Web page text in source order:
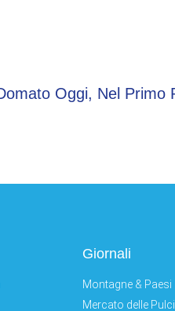
Giornali
Montagne & Paesi
Mercato delle Pulci